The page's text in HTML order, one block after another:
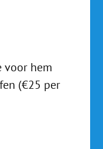
voor hem
(€25 per